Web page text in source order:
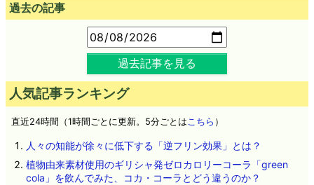
過去の記事
過去記事を見る
人気記事ランキング
直近24時間（1時間ごとに更新。5分ごとはこちら ）
人々の知能が徐々に低下する「逆フリン効果」とは？
植物由来素材使用のギリシャ発ゼロカロリーコーラ「green
cola」を飲んでみた、コカ・コーラとどう違うのか？